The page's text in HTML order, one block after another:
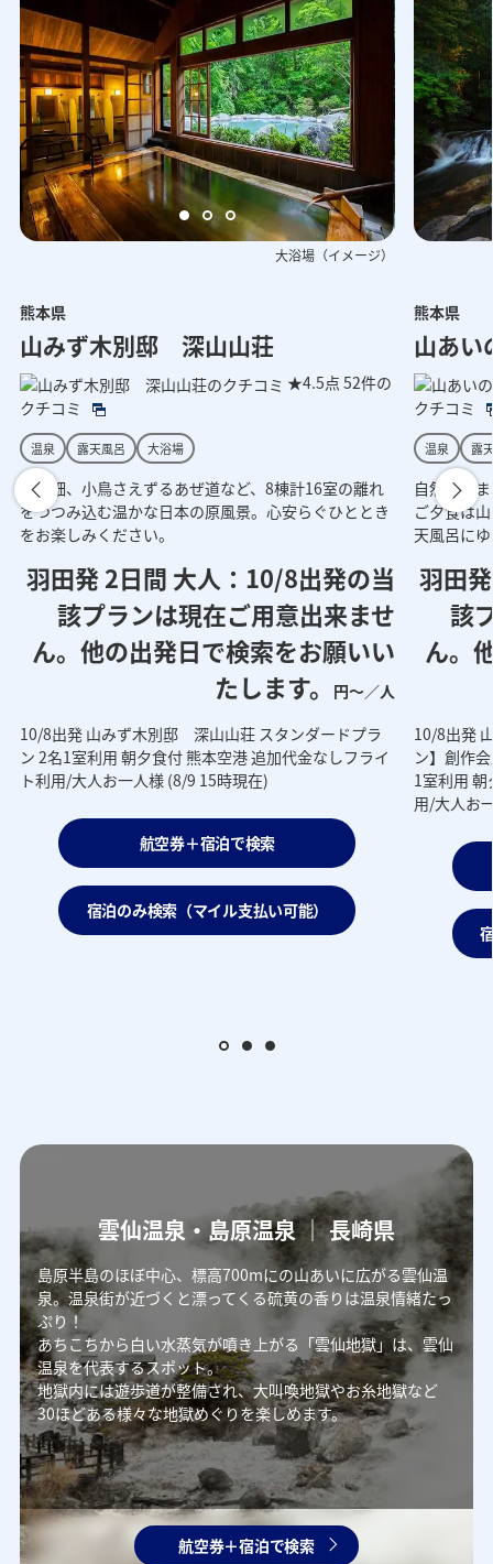
玄関（イメージ）
イメージ） 外観（イ
大浴場（イメージ）
熊本県
山みず木別邸 深山山荘
★4.5点 52件の
クチコミ
温泉 露天風呂 大浴場
川や畑、小鳥さえずるあぜ道など、8棟計16室の離れ
をつつみ込む温かな日本の原風景。心安らぐひととき
をお楽しみください。
羽田発 2日間 大人： 10/8出発の当
該プランは現在ご用意出来ませ
ん。他の出発日で検索をお願いい
たします。
円～／人
10/8出発 山みず木別邸 深山山荘 スタンダードプラ
ン 2名1室利用 朝夕食付 熊本空港 追加代金なしフライ
ト利用/大人お一人様 (8/9 15時現在)
航空券＋宿泊で検索
宿泊のみ検索（マイル支払い可能）
熊本県
山あ
クチコミ
温泉 露
自然に包
ご夕食は
天風呂に
羽田
該
ん。
10/8出発
ン】創作
1室利用
用/大人お
航空券＋宿泊で検索
雲仙温泉・島原温泉 ｜ 長崎県
島原半島のほぼ中心、標高700mにの山あいに広がる雲仙温
泉。温泉街が近づくと漂ってくる硫黄の香りは温泉情緒たっ
ぷり！
あちこちから白い水蒸気が噴き上がる「雲仙地獄」は、雲仙
温泉を代表するスポット。
地獄内には遊歩道が整備され、大叫喚地獄やお糸地獄など
30ほどある様々な地獄めぐりを楽しめます。